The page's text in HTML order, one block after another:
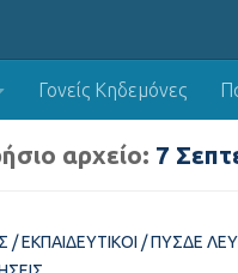
Γονείς Κηδεμόνες
αρχείο: 7
/ΕΚΠΑΙΔΕΥΤΙΚΟΊ /ΠΥΣΔΕ